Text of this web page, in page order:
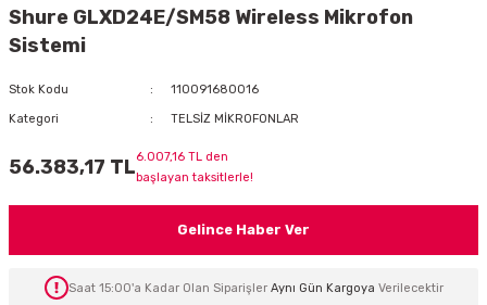
( SES KARTLI )
Shure GLXD24E/SM58 Wireless Mikrofon
Sistemi
Stok Kodu 110091680016
Kategori TELSİZ MİKROFONLAR
56.383,17 TL6.007,16 TL den
başlayan taksitlerle!
Gelince Haber Ver
Saat 15:00'a Kadar Olan Siparişler Aynı Gün Kargoya Verilecektir